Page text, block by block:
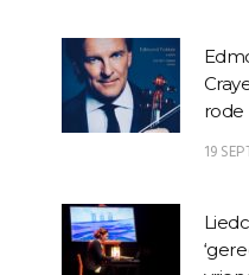
rode
19